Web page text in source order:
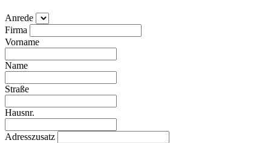
Anrede
Firma
Vorname
Name
Straße
Hausnr.
Adresszusatz